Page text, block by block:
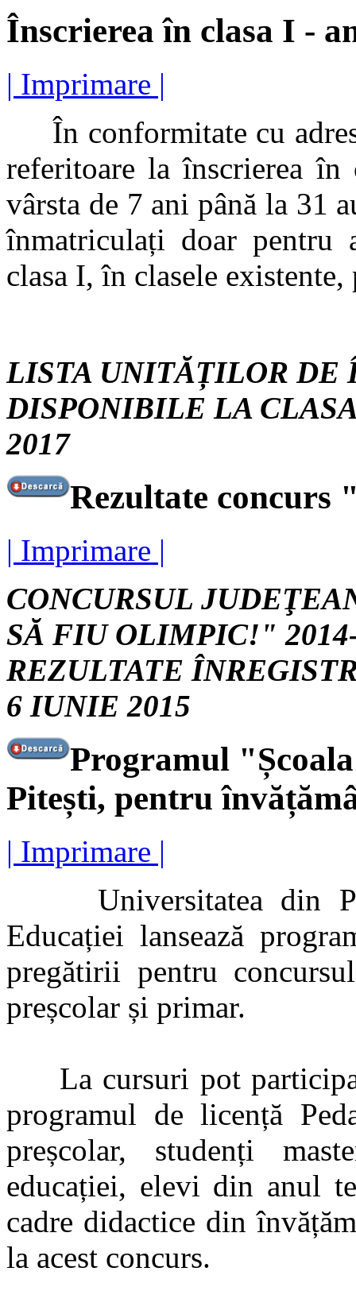
Înscrierea în clasa I -
| Imprimare |
În conformitate cu
referitoare la înscrierea
vârsta de 7 ani până la 31
înmatriculați doar pentru
clasa I, în clasele
LISTA UNITĂȚILOR DE
DISPONIBILE LA
2017
Rezultate concurs
| Imprimare |
CONCURSUL
SĂ FIU OLIMPIC!"
REZULTATE
6 IUNIE 2015
Programul
Pitești, pentru
| Imprimare |
Universitatea din
Educației lansează
pregătirii pentru
preșcolar și primar.
La cursuri pot participa
programul de licență
preșcolar, studenți
educației, elevi din anul
cadre didactice din
la acest concurs.